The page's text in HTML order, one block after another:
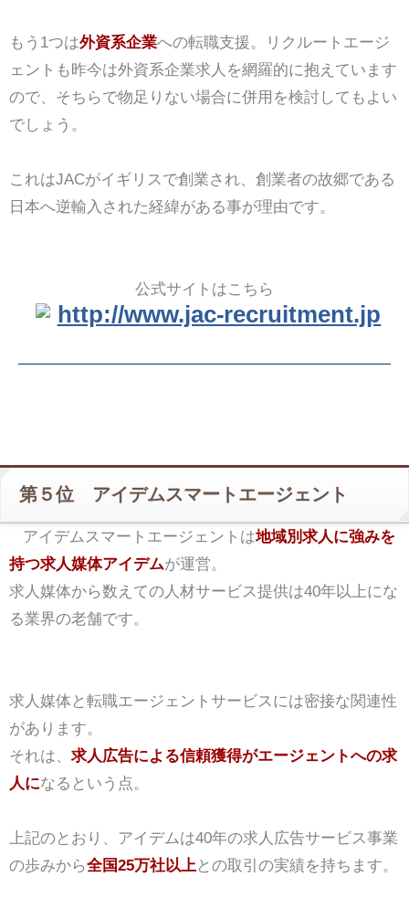
もう1つは外資系企業への転職支援。リクルートエージ
ェントも昨今は外資系企業求人を網羅的に抱えています
ので、そちらで物足りない場合に併用を検討してもよい
でしょう。
これはJACがイギリスで創業され、創業者の故郷である
日本へ逆輸入された経緯がある事が理由です。
公式サイトはこちら
http://www.jac-recruitment.jp
第５位 アイデムスマートエージェント
アイデムスマートエージェントは地域別求人に強みを
持つ求人媒体アイデムが運営。
求人媒体から数えての人材サービス提供は40年以上にな
る業界の老舗です。
求人媒体と転職エージェントサービスには密接な関連性
があります。
それは、 求人広告による信頼獲得がエージェントへの求
人になるという点。
上記のとおり、アイデムは40年の求人広告サービス事業
の歩みから全国25万社以上 との取引の実績を持ちます。